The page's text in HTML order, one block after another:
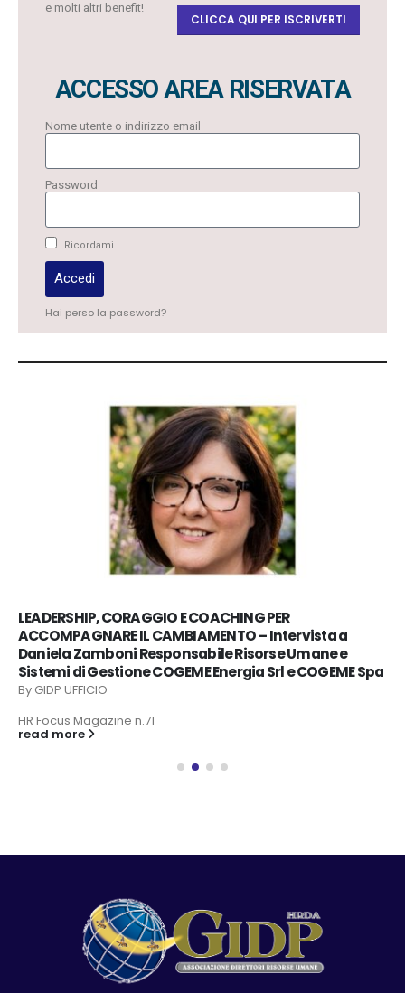
e molti altri benefit!
CLICCA QUI PER ISCRIVERTI
ACCESSO AREA RISERVATA
Nome utente o indirizzo email
Password
Ricordami
Accedi
Hai perso la password?
COME INCREMENTARE L’EMPOWERMENT DELLE PERSONE
IN AZIENDA – Intervista a Benedetta De Michelis,
Business Development Manager B2You
Altroconsumo
ByGIDP UFFICIO
HR Focus Magazine n.71
read more